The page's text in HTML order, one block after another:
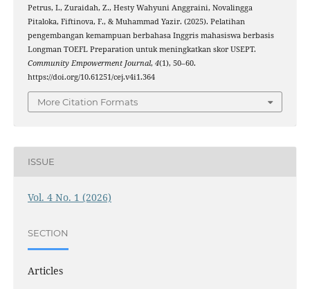
Petrus, I., Zuraidah, Z., Hesty Wahyuni Anggraini, Novalingga
Pitaloka, Fiftinova, F., & Muhammad Yazir. (2025). Pelatihan
pengembangan kemampuan berbahasa Inggris mahasiswa berbasis
Longman TOEFL Preparation untuk meningkatkan skor USEPT.
Community Empowerment Journal, 4(1), 50–60.
https://doi.org/10.61251/cej.v4i1.364
More Citation Formats
ISSUE
Vol. 4 No. 1 (2026)
SECTION
Articles